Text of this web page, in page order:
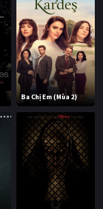
Ba Chị Em (Mùa 2)